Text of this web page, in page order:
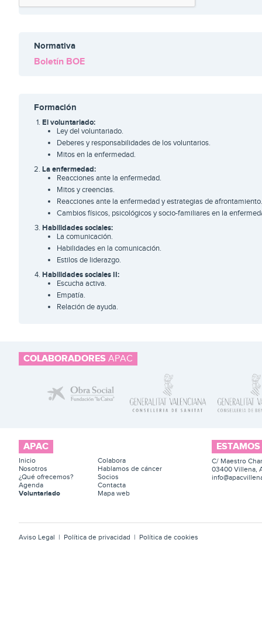
Normativa
Boletín BOE
Formación
El voluntariado:
Ley del voluntariado.
Deberes y responsabilidades de los voluntarios.
Mitos en la enfermedad.
La enfermedad:
Reacciones ante la enfermedad.
Mitos y creencias.
Reacciones ante la enfermedad y estrategias de afrontamiento.
Cambios físicos, psicológicos y socio-familiares en la
Habilidades sociales:
La comunicación.
Habilidades en la comunicación.
Estilos de liderazgo.
Habilidades sociales II:
Escucha activa.
Empatía.
Relación de ayuda.
COLABORADORES APAC
APAC
Inicio
Nosotros
¿Qué ofrecemos?
Agenda
Voluntariado
Colabora
Hablamos de cáncer
Socios
Contacta
Mapa web
C/ Maestro
03400 Villena,
Aviso Legal | Política de privacidad | Política de cookies